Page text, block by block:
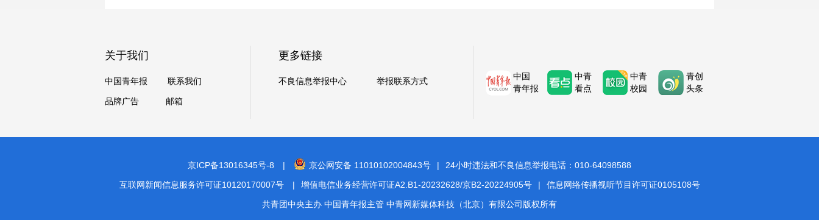
关于我们
中国青年报 联系我们
品牌广告 邮箱
更多链接
不良信息举报中心 举报联系方式
中国
青年报
中青
看点
中青
校园
青创
头条
京ICP备13016345号-8 | 京公网安备 11010102004843号 |
24小时违法和不良信息举报电话：010-64098588
互联网新闻信息服务许可证10120170007号
| 增值电信业务经营许可证A2.B1-20232628/京B2-20224905号 |
信息网络传播视听节目许可证0105108号
共青团中央主办 中国青年报主管 中青网新媒体科技（北京）有限公司版权所有